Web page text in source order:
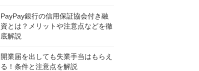
PayPay銀行の信用保証協会付き融
資とは？メリットや注意点などを徹
底解説
開業届を出しても失業手当はもらえ
る！条件と注意点を解説